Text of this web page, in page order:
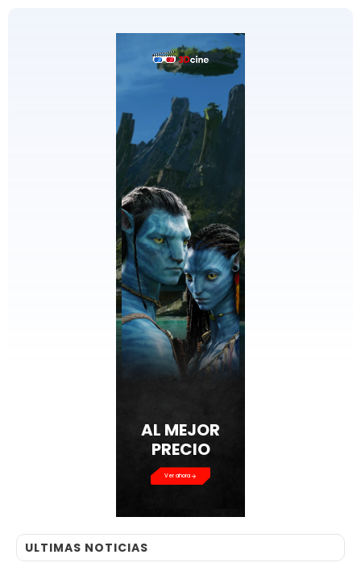
AL MEJOR
PRECIO
Ver ahora
ULTIMAS NOTICIAS